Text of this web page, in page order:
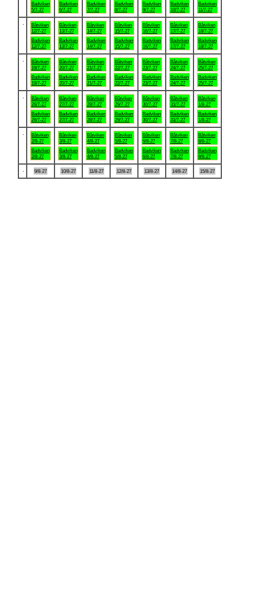
Badviken
5/7-27
Badviken
6/7-27
Badviken
7/7-27
Badviken
8/7-27
Badviken
9/7-27
Badviken
10/7-27
Badviken
11/7-27
Båtviken
12/7-27
Badviken
12/7-27
Båtviken
13/7-27
Badviken
13/7-27
Båtviken
14/7-27
Badviken
14/7-27
Båtviken
15/7-27
Badviken
15/7-27
Båtviken
16/7-27
Badviken
16/7-27
Båtviken
17/7-27
Badviken
17/7-27
Båtviken
18/7-27
Badviken
18/7-27
Båtviken
19/7-27
Badviken
19/7-27
Båtviken
20/7-27
Badviken
20/7-27
Båtviken
21/7-27
Badviken
21/7-27
Båtviken
22/7-27
Badviken
22/7-27
Båtviken
23/7-27
Badviken
23/7-27
Båtviken
24/7-27
Badviken
24/7-27
Båtviken
25/7-27
Badviken
25/7-27
Båtviken
26/7-27
Badviken
26/7-27
Båtviken
27/7-27
Badviken
27/7-27
Båtviken
28/7-27
Badviken
28/7-27
Båtviken
29/7-27
Badviken
29/7-27
Båtviken
30/7-27
Badviken
30/7-27
Båtviken
31/7-27
Badviken
31/7-27
Båtviken
1/8-27
Badviken
1/8-27
Båtviken
2/8-27
Badviken
2/8-27
Båtviken
3/8-27
Badviken
3/8-27
Båtviken
4/8-27
Badviken
4/8-27
Båtviken
5/8-27
Badviken
5/8-27
Båtviken
6/8-27
Badviken
6/8-27
Båtviken
7/8-27
Badviken
7/8-27
Båtviken
8/8-27
Badviken
8/8-27
9/8-27 10/8-27 11/8-27 12/8-27 13/8-27 14/8-27 15/8-27